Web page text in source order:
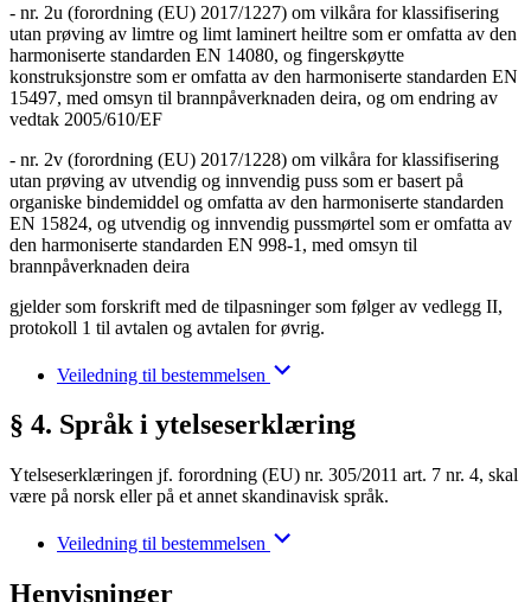
- nr. 2u (forordning (EU) 2017/1227) om vilkåra for klassifisering
utan prøving av limtre og limt laminert heiltre som er omfatta av den
harmoniserte standarden EN 14080, og fingerskøytte
konstruksjonstre som er omfatta av den harmoniserte standarden EN
15497, med omsyn til brannpåverknaden deira, og om endring av
vedtak 2005/610/EF
- nr. 2v (forordning (EU) 2017/1228) om vilkåra for klassifisering
utan prøving av utvendig og innvendig puss som er basert på
organiske bindemiddel og omfatta av den harmoniserte standarden
EN 15824, og utvendig og innvendig pussmørtel som er omfatta av
den harmoniserte standarden EN 998-1, med omsyn til
brannpåverknaden deira
gjelder som forskrift med de tilpasninger som følger av vedlegg II,
protokoll 1 til avtalen og avtalen for øvrig.
Veiledning til bestemmelsen
§ 4. Språk i ytelseserklæring
Ytelseserklæringen jf. forordning (EU) nr. 305/2011 art. 7 nr. 4, skal
være på norsk eller på et annet skandinavisk språk.
Veiledning til bestemmelsen
Henvisninger